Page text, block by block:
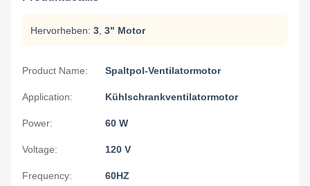
Hervorheben: 3 3" Motor
Product Name: Spaltpol-Ventilatormotor
Application: Kühlschrankventilatormotor
Power: 60 W
Voltage: 120 V
Frequency: 60HZ